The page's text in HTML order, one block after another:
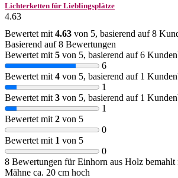
Lichterketten für Lieblingsplätze
4.63
Bewertet mit 4.63 von 5, basierend auf8
Basierend auf 8 Bewertungen
Bewertet mit 5 von 5, basierend auf6
6
Bewertet mit 4 von 5, basierend auf 1
1
Bewertet mit 3 von 5, basierend auf 1
1
Bewertet mit 2 von 5
0
Bewertet mit 1 von 5
0
8 Bewertungen fürEinhorn aus Holz bemahlt
Mähne ca. 20 cm hoch